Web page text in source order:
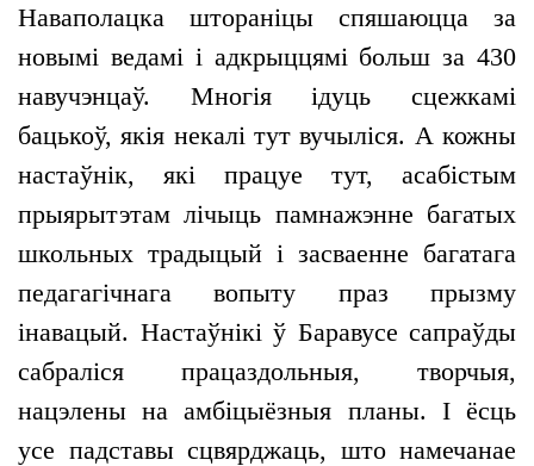
Наваполацка штораніцы спяшаюцца за
новымі ведамі і адкрыццямі больш за 430
навучэнцаў. Многія ідуць сцежкамі
бацькоў, якія некалі тут вучыліся. А кожны
настаўнік, які працуе тут, асабістым
прыярытэтам лічыць памнажэнне багатых
школьных традыцый і засваенне багатага
педагагічнага вопыту праз прызму
інавацый. Настаўнікі ў Баравусе сапраўды
сабраліся працаздольныя, творчыя,
нацэлены на амбіцыёзныя планы. І ёсць
усе падставы сцвярджаць, што намечанае